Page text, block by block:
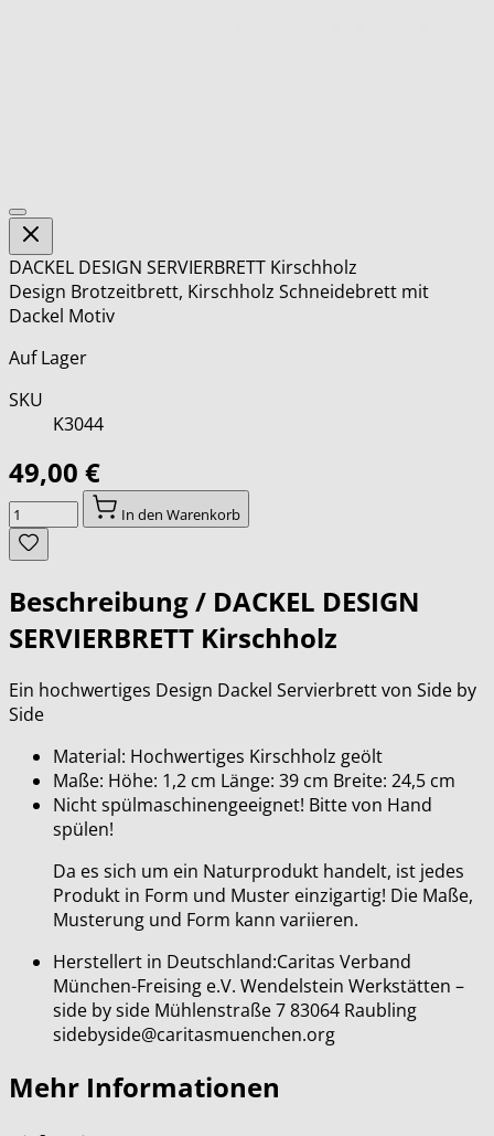
DACKEL DESIGN SERVIERBRETT Kirschholz
Design Brotzeitbrett, Kirschholz Schneidebrett mit
Dackel Motiv
Auf Lager
SKU
K3044
49,00 €
Menge
In den Warenkorb
Beschreibung / DACKEL DESIGN
SERVIERBRETT Kirschholz
Ein hochwertiges Design Dackel Servierbrett von Side by
Side
Material: Hochwertiges Kirschholz geölt
Maße: Höhe: 1,2 cm Länge: 39 cm Breite: 24,5 cm
Nicht spülmaschinengeeignet! Bitte von Hand
spülen!
Da es sich um ein Naturprodukt handelt, ist jedes
Produkt in Form und Muster einzigartig! Die Maße,
Musterung und Form kann variieren.
Herstellert in Deutschland:Caritas Verband
München-Freising e.V. Wendelstein Werkstätten –
side by side Mühlenstraße 7 83064 Raubling
sidebyside@caritasmuenchen.org
Mehr Informationen